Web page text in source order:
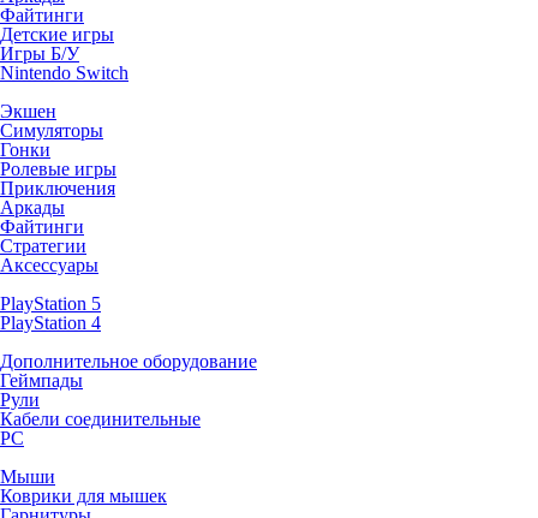
Файтинги
Детские игры
Игры Б/У
Nintendo Switch
Экшен
Симуляторы
Гонки
Ролевые игры
Приключения
Аркады
Файтинги
Стратегии
Аксессуары
PlayStation 5
PlayStation 4
Дополнительное оборудование
Геймпады
Рули
Кабели соединительные
PC
Мыши
Коврики для мышек